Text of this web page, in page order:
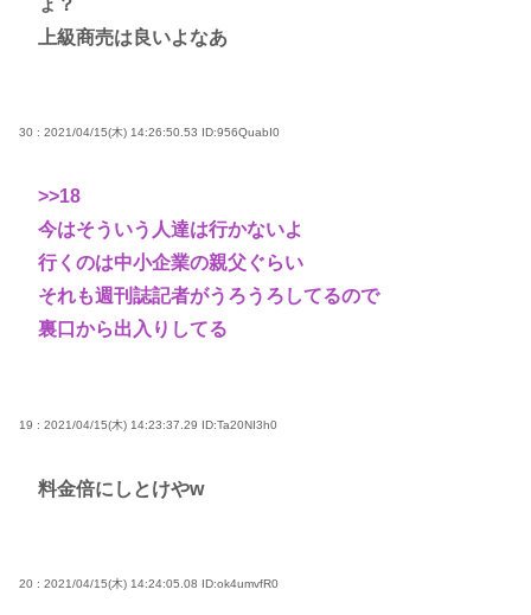
上級商売は良いよなあ
30 : 2021/04/15(木) 14:26:50.53 ID:956QuabI0
>>18
今はそういう人達は行かないよ
行くのは中小企業の親父ぐらい
それも週刊誌記者がうろうろしてるので
裏口から出入りしてる
19 : 2021/04/15(木) 14:23:37.29 ID:Ta20NI3h0
料金倍にしとけやw
20 : 2021/04/15(木) 14:24:05.08 ID:ok4umvfR0